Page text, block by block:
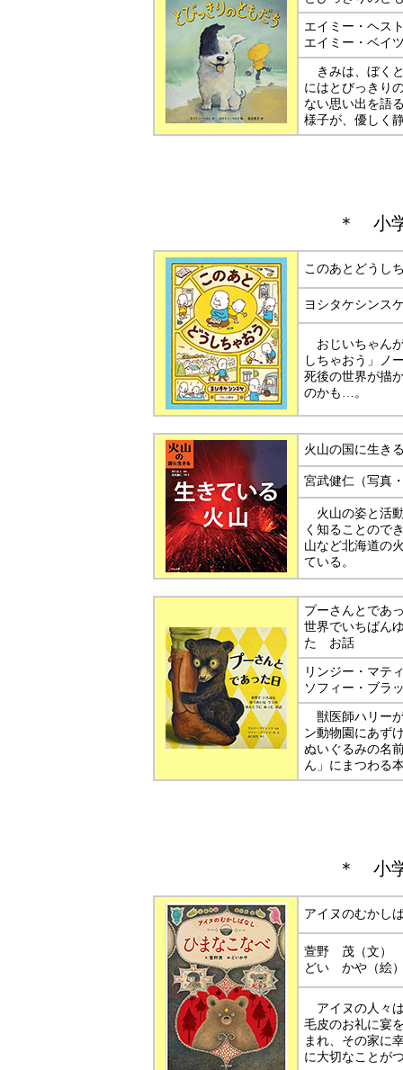
エイミー・ヘ
エイミー・ベイ
きみは、ぼく
にはとびっきり
ない思い出を語
様子が、優しく
＊ 小
このあとどうし
ヨシタケシンス
おじいちゃん
しちゃおう」ノ
死後の世界が描
のかも…。
火山の国に生き
宮武健仁（写真
火山の姿と活
く知ることので
山など北海道の
ている。
プーさんとで
世界でいちばん
た お話
リンジー・マ
ソフィー・ブラ
獣医師ハリー
ン動物園にあず
ぬいぐるみの名
ん」にまつわる
＊ 小
アイヌのむかし
萱野 茂（文
どい かや（絵
アイヌの人々
毛皮のお礼に宴
まれ、その家に
に大切なことが